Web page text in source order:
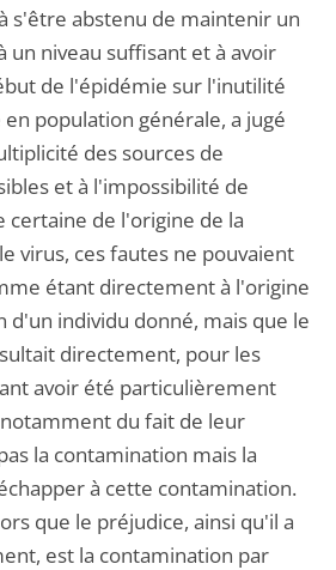
s'être abstenu de maintenir un
un niveau suffisant et à avoir
de l'épidémie sur l'inutilité
population générale, a jugé
des sources de
et à l'impossibilité de
certaine de l'origine de la
virus, ces fautes ne pouvaient
étant directement à l'origine
d'un individu donné, mais que le
directement, pour les
avoir été particulièrement
du fait de leur
la contamination mais la
à cette contamination.
que le préjudice, ainsi qu'il a
est la contamination par